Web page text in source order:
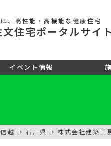
は、高性能・高機能な健康住宅
文住宅ポータルサイ
イベント情報
越 石川県 株式会社建築工